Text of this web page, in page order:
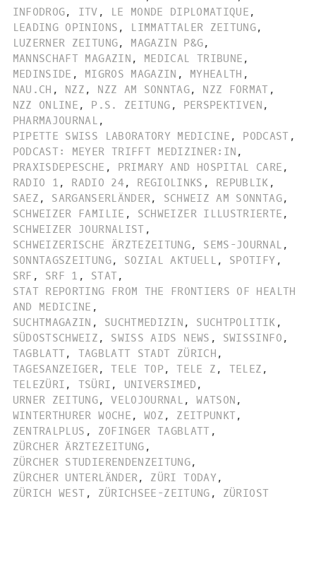
INFODROG, ITV , LE MONDE DIPLOMATIQUE ,
LEADING OPINIONS , LIMMATTALER ZEITUNG,
LUZERNER ZEITUNG, MAGAZIN P&G,
MANNSCHAFT MAGAZIN , MEDICAL TRIBUNE ,
MEDINSIDE , MIGROS MAGAZIN , MYHEALTH ,
NAU.CH , NZZ , NZZ AM SONNTAG, NZZ FORMAT ,
NZZ ONLINE , P.S. ZEITUNG , PERSPEKTIVEN ,
PHARMAJOURNAL ,
PIPETTE SWISS LABORATORY MEDICINE , PODCAST ,
PODCAST: MEYER TRIFFT MEDIZINER:IN ,
PRAXISDEPESCHE , PRIMARY AND HOSPITAL CARE ,
RADIO 1 , RADIO 24, REGIOLINKS , REPUBLIK ,
SAEZ , SARGANSERLÄNDER, SCHWEIZ AM SONNTAG,
SCHWEIZER FAMILIE , SCHWEIZER ILLUSTRIERTE ,
SCHWEIZER JOURNALIST ,
SCHWEIZERISCHE ÄRZTEZEITUNG, SEMS-JOURNAL ,
SONNTAGSZEITUNG, SOZIAL AKTUELL , SPOTIFY ,
SRF , SRF 1 , STAT,
STAT REPORTING FROM THE FRONTIERS OF HEALTH
AND MEDICINE ,
SUCHTMAGAZIN , SUCHTMEDIZIN , SUCHTPOLITIK ,
SÜDOSTSCHWEIZ , SWISS AIDS NEWS , SWISSINFO ,
TAGBLATT, TAGBLATT STADT ZÜRICH ,
TAGESANZEIGER, TELE TOP, TELE Z , TELEZ ,
TELEZÜRI , TSÜRI , UNIVERSIMED ,
URNER ZEITUNG, VELOJOURNAL , WATSON ,
WINTERTHURER WOCHE , WOZ , ZEITPUNKT,
ZENTRALPLUS , ZOFINGER TAGBLATT ,
ZÜRCHER ÄRZTEZEITUNG ,
ZÜRCHER STUDIERENDENZEITUNG,
ZÜRCHER UNTERLÄNDER, ZÜRI TODAY,
ZÜRICH WEST , ZÜRICHSEE-ZEITUNG , ZÜRIOST